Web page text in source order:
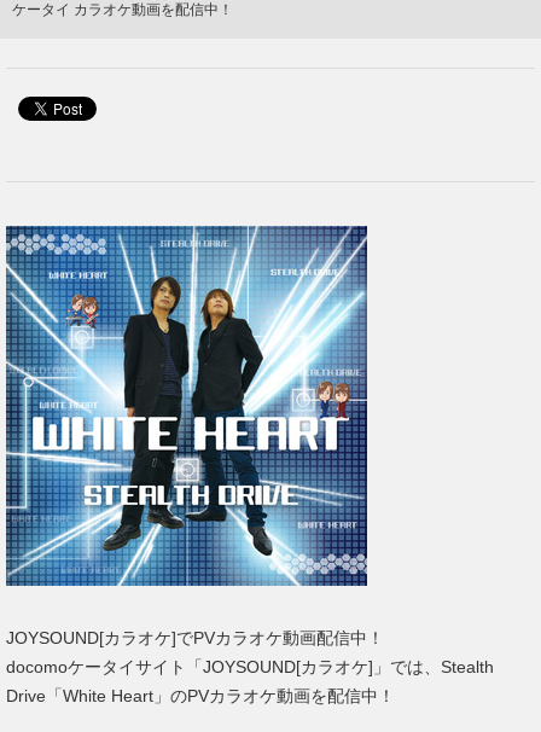
ケータイ カラオケ動画を配信中！
JOYSOUND[カラオケ]でPVカラオケ動画配信中！
docomoケータイサイト「JOYSOUND[カラオケ]」では、Stealth
Drive「White Heart」のPVカラオケ動画を配信中！